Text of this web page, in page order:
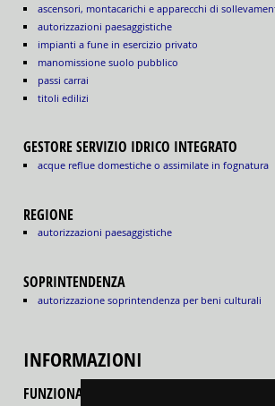
ascensori, montacarichi e apparecchi di
autorizzazioni paesaggistiche
impianti a fune in esercizio privato
manomissione suolo pubblico
passi carrai
titoli edilizi
GESTORE SERVIZIO IDRICO INTEGRATO
acque reflue domestiche o assimilate in fognatura
REGIONE
autorizzazioni paesaggistiche
SOPRINTENDENZA
autorizzazione soprintendenza per beni culturali
INFORMAZIONI
FUNZIONALITÀ DEL PORTALE